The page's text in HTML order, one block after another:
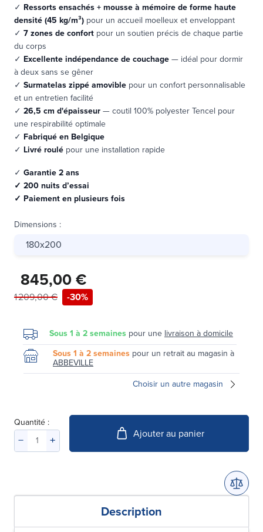
✓ Ressorts ensachés + mousse à mémoire de forme haute
densité (45 kg/m³) pour un accueil moelleux et enveloppant
✓ 7 zones de confort pour un soutien précis de chaque partie
du corps
✓ Excellente indépendance de couchage— idéal pour dormir
à deux sans se gêner
✓ Surmatelas zippé amovible pour un confort personnalisable
et un entretien facilité
✓ 26,5 cm d'épaisseur— coutil 100% polyester Tencel pour
une respirabilité optimale
✓ Fabriqué en Belgique
✓ Livré roulé pour une installation rapide
✓ Garantie 2 ans
✓ 200 nuits d’essai
✓ Paiement en plusieurs fois
Dimensions :
180x200
845,00 €
1 209,00 € -30%
Sous 1 à 2 semaines pour unelivraison à domicile
Sous 1 à 2 semaines pour un retrait au magasin à
ABBEVILLE
Choisir un autre magasin
Quantité :
Ajouter au panier
Description